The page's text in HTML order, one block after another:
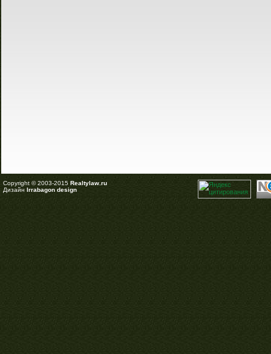
Copyright © 2003-2015 Realtylaw.ru
Дизайн Irrabagon design